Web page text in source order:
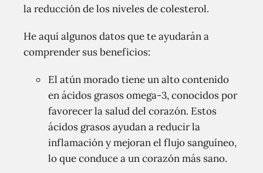
la reducción de los niveles de colesterol.
He aquí algunos datos que te ayudarán a
comprender sus beneficios:
El atún morado tiene un alto contenido
en ácidos grasos omega-3, conocidos por
favorecer la salud del corazón. Estos
ácidos grasos ayudan a reducir la
inflamación y mejoran el flujo sanguíneo,
lo que conduce a un corazón más sano.